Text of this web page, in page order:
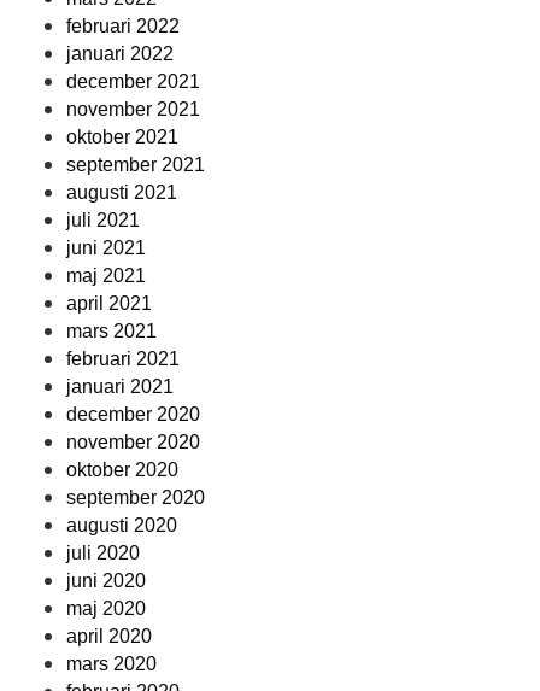
februari 2022
januari 2022
december 2021
november 2021
oktober 2021
september 2021
augusti 2021
juli 2021
juni 2021
maj 2021
april 2021
mars 2021
februari 2021
januari 2021
december 2020
november 2020
oktober 2020
september 2020
augusti 2020
juli 2020
juni 2020
maj 2020
april 2020
mars 2020